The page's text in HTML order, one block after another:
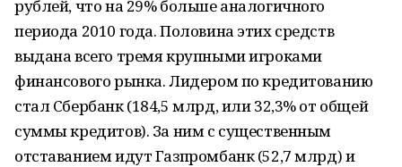
рублей, что на 29% больше аналогичного
периода 2010 года. Половина этих средств
выдана всего тремя крупными игроками
финансового рынка. Лидером по кредитованию
стал Сбербанк (184,5 млрд, или 32,3% от общей
суммы кредитов). За ним с существенным
отставанием идут Газпромбанк (52,7 млрд) и